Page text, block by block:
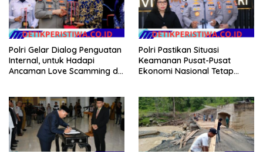
Polri Gelar Dialog Penguatan
Internal, untuk Hadapi
Ancaman Love Scamming di
Polri Pastikan Situasi
Keamanan Pusat-Pusat
Ekonomi Nasional Tetap